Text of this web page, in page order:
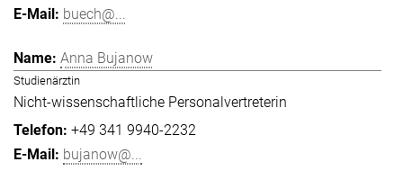
buech@...
Anna Bujanow
Studienärztin
Nicht-wissenschaftliche Personalvertreterin
+49 341 9940-2232
bujanow@...